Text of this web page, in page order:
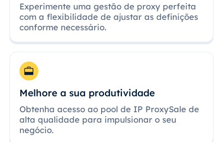
Experimente uma gestão de proxy perfeita
com a flexibilidade de ajustar as definições
conforme necessário.
Melhore a sua produtividade
Obtenha acesso ao pool de IP ProxySale de
alta qualidade para impulsionar o seu
negócio.